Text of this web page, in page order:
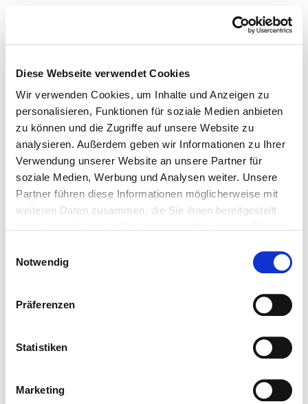
Diese Webseite verwendet Cookies
Wir verwenden Cookies, um Inhalte und Anzeigen zu
personalisieren, Funktionen für soziale Medien anbieten
zu können und die Zugriffe auf unsere Website zu
analysieren. Außerdem geben wir Informationen zu Ihrer
Verwendung unserer Website an unsere Partner für
soziale Medien, Werbung und Analysen weiter. Unsere
Partner führen diese Informationen möglicherweise mit
weiteren Daten zusammen, die Sie ihnen bereitgestellt
Notwendig
Präferenzen
Statistiken
Marketing